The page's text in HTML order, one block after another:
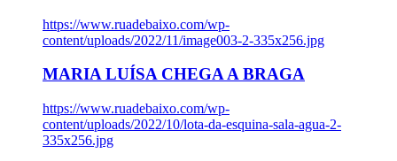
https://www.ruadebaixo.com/wp-
content/uploads/2022/11/image003-2-335x256.jpg
MARIA LUÍSA CHEGA A BRAGA
https://www.ruadebaixo.com/wp-
content/uploads/2022/10/lota-da-esquina-sala-agua-2-
335x256.jpg